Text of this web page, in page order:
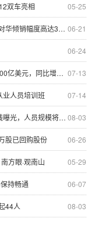
05-25
双车亮相
06-21
销幅度高达300%
06-24
07-13
，同比增长48.6%
07-14
业人员培训班
08-03
规模将增至约880人
06-26
股已回购股份
05-29
方眼·观南山
06-07
持畅通
08-03
44人